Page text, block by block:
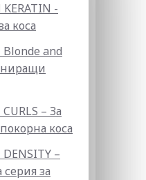
KERATIN -
коса
and
– За
коса
–
за